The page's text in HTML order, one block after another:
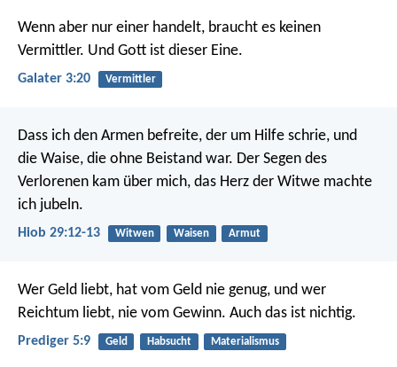
Wenn aber nur einer handelt, braucht es keinen
Vermittler. Und Gott ist dieser Eine.
Galater 3:20 Vermittler
Dass ich den Armen befreite, der um Hilfe schrie, und
die Waise, die ohne Beistand war. Der Segen des
Verlorenen kam über mich, das Herz der Witwe machte
ich jubeln.
Hiob 29:12-13 Witwen Waisen Armut
Wer Geld liebt, hat vom Geld nie genug, und wer
Reichtum liebt, nie vom Gewinn. Auch das ist nichtig.
Prediger 5:9 Geld Habsucht Materialismus